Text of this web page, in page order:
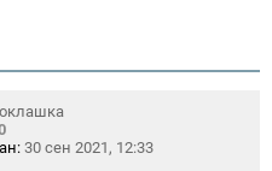
30 сен 2021, 12:33